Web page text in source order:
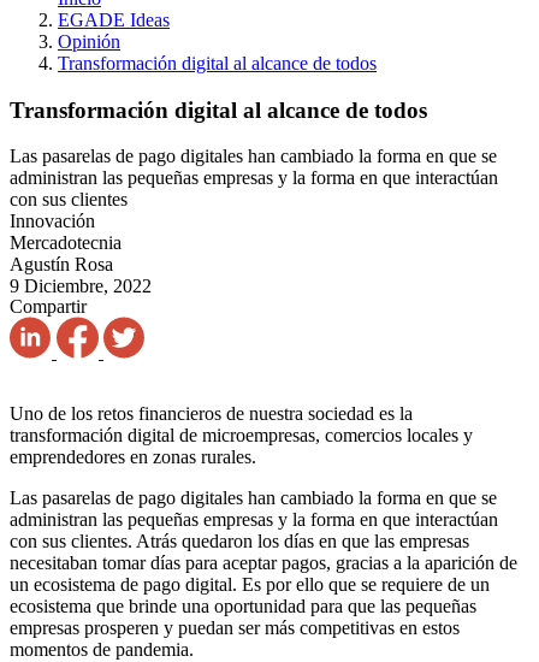
EGADE Ideas
Opinión
Transformación digital al alcance de todos
Transformación digital al alcance de todos
Las pasarelas de pago digitales han cambiado la forma en que se
administran las pequeñas empresas y la forma en que interactúan
con sus clientes
Innovación
Mercadotecnia
Agustín Rosa
9 Diciembre, 2022
Compartir
Uno de los retos financieros de nuestra sociedad es la
transformación digital de microempresas, comercios locales y
emprendedores en zonas rurales.
Las pasarelas de pago digitales han cambiado la forma en que se
administran las pequeñas empresas y la forma en que interactúan
con sus clientes. Atrás quedaron los días en que las empresas
necesitaban tomar días para aceptar pagos, gracias a la aparición de
un ecosistema de pago digital. Es por ello que se requiere de un
ecosistema que brinde una oportunidad para que las pequeñas
empresas prosperen y puedan ser más competitivas en estos
momentos de pandemia.